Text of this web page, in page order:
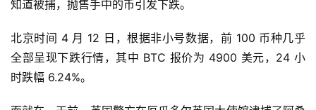
知道被捕，抛售手中的币引发下跌。
北京时间 4 月 12 日，根据非小号数据，前 100 币种几乎
全部呈现下跌行情，其中 BTC 报价为 4900 美元，24 小
时跌幅 6.24%。